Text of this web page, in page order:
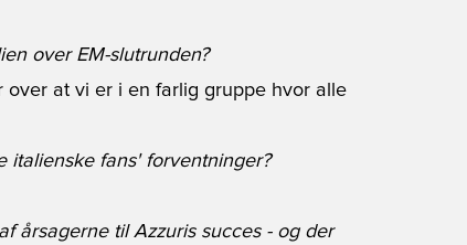
over EM-slutrunden?
at vi er i en farlig gruppe hvor alle
italienske fans' forventninger?
årsagerne til Azzuris succes - og der